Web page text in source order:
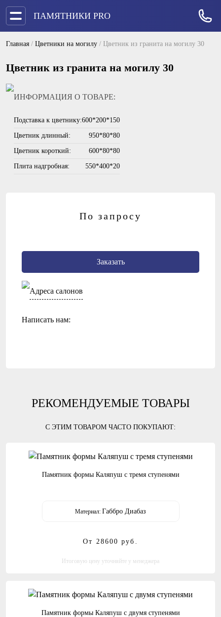
ПАМЯТНИКИ PRO
Главная / Цветники на могилу / Цветник из гранита на могилу 30
Цветник из гранита на могилу 30
ИНФОРМАЦИЯ О ТОВАРЕ:
Подставка к цветнику:600*200*150
Цветник длинный: 950*80*80
Цветник короткий: 600*80*80
Плита надгробная: 550*400*20
По запросу
Заказать
Адреса салонов
Написать нам:
РЕКОМЕНДУЕМЫЕ ТОВАРЫ
С ЭТИМ ТОВАРОМ ЧАСТО ПОКУПАЮТ:
Памятник формы Каляпуш с тремя ступенями
Материал: Габбро Диабаз
От 28600 руб.
Итоговую цену уточняйте у менеджера
Памятник формы Каляпуш с двумя ступенями